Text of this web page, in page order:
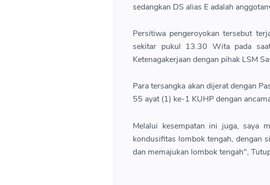
sedangkan DS alias E adalah
Persitiwa pengeroyokan tersebut
sekitar pukul 13.30 Wita pada
Ketenagakerjaan dengan pihak LSM
Para tersangka akan dijerat dengan
55 ayat (1) ke-1 KUHP dengan
Melalui kesempatan ini juga, saya
kondusifitas lombok tengah, dengan
dan memajukan lombok tengah",